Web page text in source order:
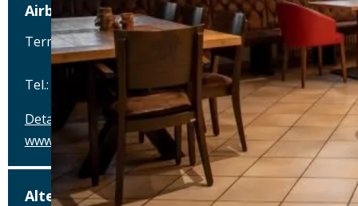
Airbräu am Flughafen München
Terminalstraße Mitte 18, 85356 München-Flughafen
Tel.: Tel.: 089 - 97593111
Details
www.airbraeu.de
Alte Brauerei Mertingen